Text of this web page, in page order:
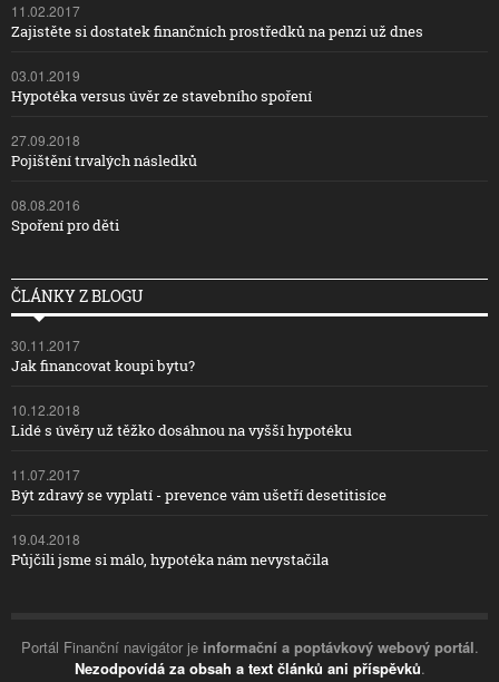
11.02.2017
Zajistěte si dostatek finančních prostředků na penzi už dnes
03.01.2019
Hypotéka versus úvěr ze stavebního spoření
27.09.2018
Pojištění trvalých následků
08.08.2016
Spoření pro děti
ČLÁNKY Z BLOGU
30.11.2017
Jak financovat koupi bytu?
10.12.2018
Lidé s úvěry už těžko dosáhnou na vyšší hypotéku
11.07.2017
Být zdravý se vyplatí - prevence vám ušetří desetitisíce
19.04.2018
Půjčili jsme si málo, hypotéka nám nevystačila
Portál Finanční navigátor je informační a poptávkový webový portál.
Nezodpovídá za obsah a text článků ani příspěvků.